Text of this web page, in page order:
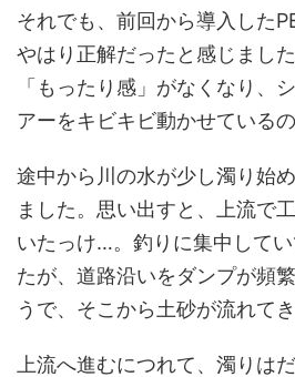
それでも、前回から導入した
やはり正解だったと感じまし
「もったり感」がなくなり、
アーをキビキビ動かせている
途中から川の水が少し濁り始
ました。思い出すと、上流で
いたっけ…。釣りに集中して
たが、道路沿いをダンプが頻
うで、そこから土砂が流れて
上流へ進むにつれて、濁りは